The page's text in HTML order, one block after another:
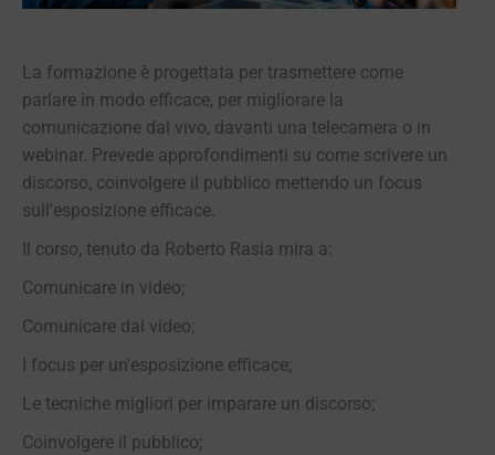
La formazione è progettata per trasmettere come
parlare in modo efficace, per migliorare la
comunicazione dal vivo, davanti una telecamera o in
webinar. Prevede approfondimenti su come scrivere un
discorso, coinvolgere il pubblico mettendo un focus
sull'esposizione efficace.
Il corso, tenuto da Roberto Rasia mira a:
Comunicare in video;
Comunicare dal video;
I focus per un'esposizione efficace;
Le tecniche migliori per imparare un discorso;
Coinvolgere il pubblico;